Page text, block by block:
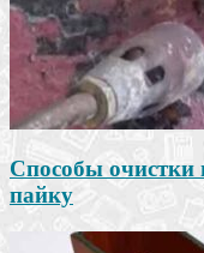
Способы очистки
пайку